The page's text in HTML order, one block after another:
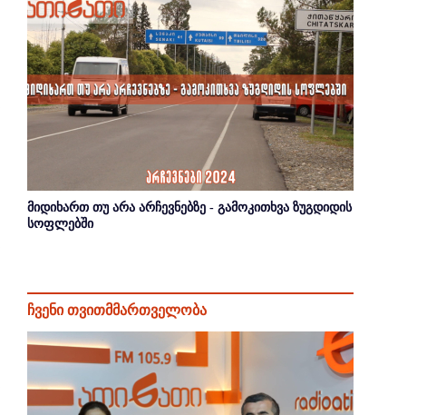
მიდიხართ თუ არა არჩევნებზე - გამოკითხვა ზუგდიდის
სოფლებში
ჩვენი თვითმმართველობა